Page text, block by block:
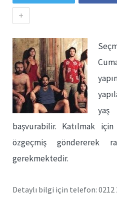
+
yaş
başvurabilir. Katılmak
özgeçmiş göndererek
gerekmektedir.
Detaylı bilgi için telefon: 0212